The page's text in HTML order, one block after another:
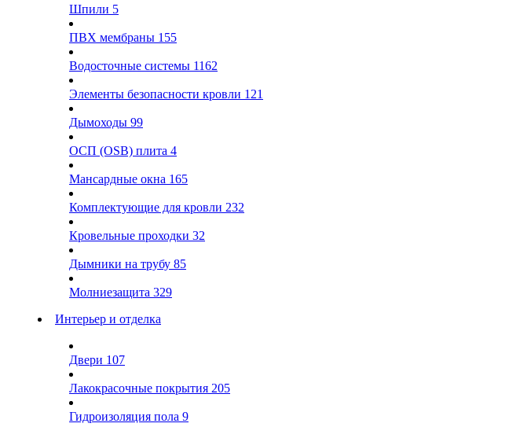
Шпили 5
ПВХ мембраны 155
Водосточные системы 1162
Элементы безопасности кровли 121
Дымоходы 99
ОСП (OSB) плита 4
Мансардные окна 165
Комплектующие для кровли 232
Кровельные проходки 32
Дымники на трубу 85
Молниезащита 329
Интерьер и отделка
Двери 107
Лакокрасочные покрытия 205
Гидроизоляция пола 9